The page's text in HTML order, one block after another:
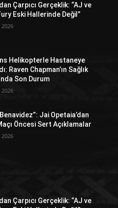
Çarpıcı Gerçeklik: “AJ ve
Eski Hallerinde Değil”
Helikopterle Hastaneye
Raven Chapman’ın Sağlık
Son Durum
2026
Jai Opetaia’dan
Öncesi Sert Açıklamalar
2026
Çarpıcı Gerçeklik: “AJ ve